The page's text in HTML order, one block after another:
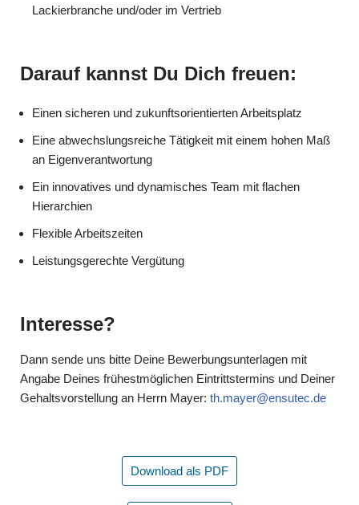
Lackierbranche und/oder im Vertrieb
Darauf kannst Du Dich freuen:
Einen sicheren und zukunftsorientierten Arbeitsplatz
Eine abwechslungsreiche Tätigkeit mit einem hohen Maß
an Eigenverantwortung
Ein innovatives und dynamisches Team mit flachen
Hierarchien
Flexible Arbeitszeiten
Leistungsgerechte Vergütung
Interesse?
Dann sende uns bitte Deine Bewerbungsunterlagen mit
Angabe Deines frühestmöglichen Eintrittstermins und Deiner
Gehaltsvorstellung an Herrn Mayer: th.mayer@ensutec.de
Download als PDF